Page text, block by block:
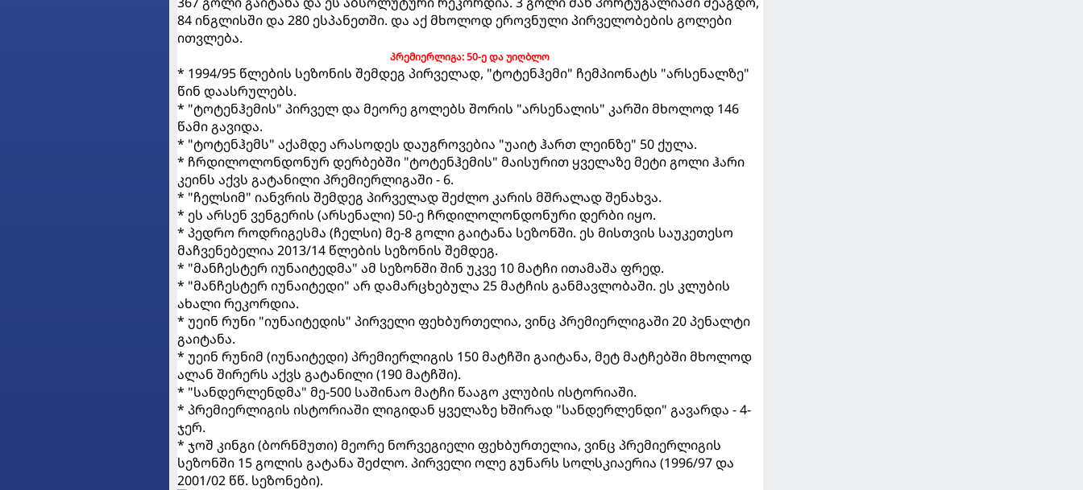
84 ინგლისში და 280 ესპანეთში. და აქ მხოლოდ ეროვნული პირველობების გოლები
ითვლება.
პრემიერლიგა: 50-ე და უიღბლო
* 1994/95 წლების სეზონის შემდეგ პირველად, "ტოტენჰემი" ჩემპიონატს "არსენალზე"
წინ დაასრულებს.
* "ტოტენჰემის" პირველ და მეორე გოლებს შორის "არსენალის" კარში მხოლოდ 146
წამი გავიდა.
* "ტოტენჰემს" აქამდე არასოდეს დაუგროვებია "უაიტ ჰართ ლეინზე" 50 ქულა.
* ჩრდილოლონდონურ დერბებში "ტოტენჰემის" მაისურით ყველაზე მეტი გოლი ჰარი
კეინს აქვს გატანილი პრემიერლიგაში - 6.
* "ჩელსიმ" იანვრის შემდეგ პირველად შეძლო კარის მშრალად შენახვა.
* ეს არსენ ვენგერის (არსენალი) 50-ე ჩრდილოლონდონური დერბი იყო.
* პედრო როდრიგესმა (ჩელსი) მე-8 გოლი გაიტანა სეზონში. ეს მისთვის საუკეთესო
მაჩვენებელია 2013/14 წლების სეზონის შემდეგ.
* "მანჩესტერ იუნაიტედმა" ამ სეზონში შინ უკვე 10 მატჩი ითამაშა ფრედ.
* "მანჩესტერ იუნაიტედი" არ დამარცხებულა 25 მატჩის განმავლობაში. ეს კლუბის
ახალი რეკორდია.
* უეინ რუნი "იუნაიტედის" პირველი ფეხბურთელია, ვინც პრემიერლიგაში 20 პენალტი
გაიტანა.
* უეინ რუნიმ (იუნაიტედი) პრემიერლიგის 150 მატჩში გაიტანა, მეტ მატჩებში მხოლოდ
ალან შირერს აქვს გატანილი (190 მატჩში).
* "სანდერლენდმა" მე-500 საშინაო მატჩი წააგო კლუბის ისტორიაში.
* პრემიერლიგის ისტორიაში ლიგიდან ყველაზე ხშირად "სანდერლენდი" გავარდა - 4-
ჯერ.
* ჯოშ კინგი (ბორნმუთი) მეორე ნორვეგიელი ფეხბურთელია, ვინც პრემიერლიგის
სეზონში 15 გოლის გატანა შეძლო. პირველი ოლე გუნარს სოლსკიაერია (1996/97 და
2001/02 წწ. სეზონები).